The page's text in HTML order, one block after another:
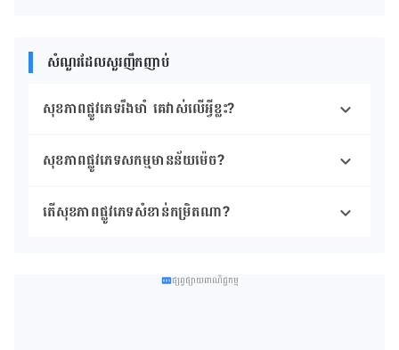
សំណួរដែលសួរញឹកញាប់
សុខភាព​ផ្លូវភេទ​រឹងមាំ គេវាស់លើអ្វីខ្លះ?
សុខភាពផ្លូវភេទ​សកម្មមានន័យម៉េច?
តើសុខភាពផ្លូវភេទ​សំខាន់​កម្រិត​ណា?
ផ្សព្វផ្សាយពាណិជ្ជកម្ម